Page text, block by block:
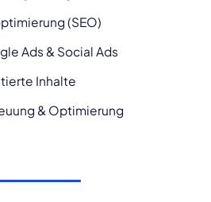
(SEO)
Ads & Social Ads
Inhalte
& Optimierung